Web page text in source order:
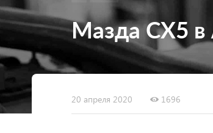
Мазда CX5 в
20 апреля 2020 1696